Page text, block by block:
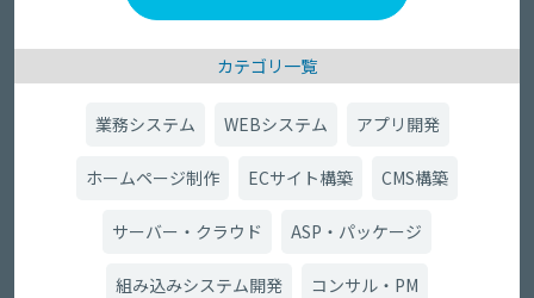
カテゴリ一覧
業務システム WEBシステム アプリ開発
ホームページ制作 ECサイト構築 CMS構築
サーバー・クラウド ASP・パッケージ
組み込みシステム開発 コンサル・PM